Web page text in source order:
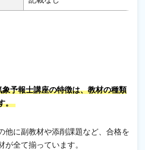
予報士講座の特徴は、教材の種類
。
他に副教材や添削課題など、合格を
が全て揃っています。